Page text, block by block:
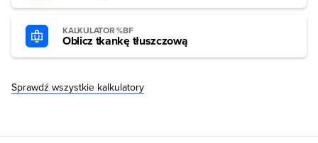
KALKULATOR %BF
Oblicz tkankę tłuszczową
Sprawdź wszystkie kalkulatory